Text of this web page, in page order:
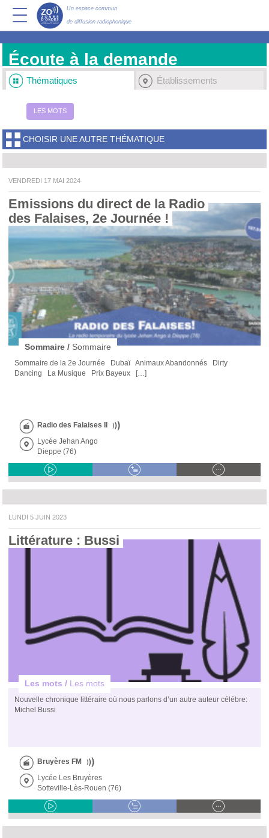
Un espace commun
de diffusion radiophonique
Écoute à la demande
Thématiques Établissements
LES MOTS
CHOISIR UNE AUTRE THÉMATIQUE
VENDREDI 17 MAI 2024
Emissions du direct de la Radio
des Falaises, 2e Journée !
Sommaire / Sommaire
Sommaire de la 2e Journée Dubaï Animaux Abandonnés Dirty
Dancing La Musique Prix Bayeux […]
Radio des Falaises II
Lycée Jehan Ango
Dieppe (76)
LUNDI 5 JUIN 2023
Littérature : Bussi
Les mots / Les mots
Nouvelle chronique littéraire où nous parlons d’un autre auteur célébre:
Michel Bussi
Bruyères FM
Lycée Les Bruyères
Sotteville-Lès-Rouen (76)